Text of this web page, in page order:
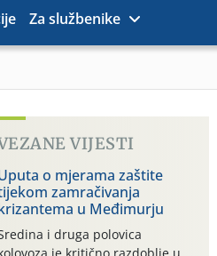
Za službenike
VIJESTI
o mjerama zaštite
zamračivanja
u Međimurju
i druga polovica